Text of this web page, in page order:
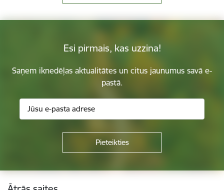
Esi pirmais, kas uzzina!
Saņem iknedēļas aktualitātes un citus jaunumus savā e-
pastā.
Kājene